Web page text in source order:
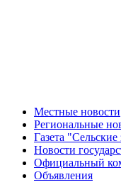
Местные новости
Региональные
Газета "Сельские
Новости
Официальный
Объявления